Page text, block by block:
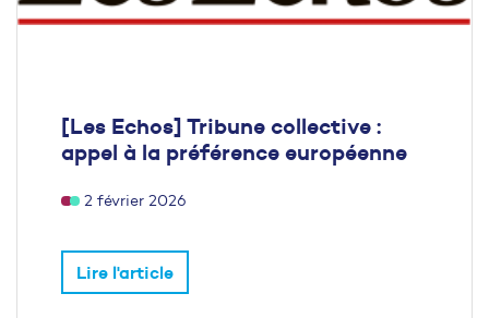
[Les Echos] Tribune collective :
appel à la préférence européenne
2 février 2026
Lire l'article